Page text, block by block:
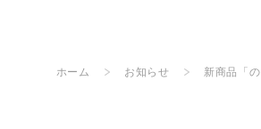
ホーム お知らせ 新商品「